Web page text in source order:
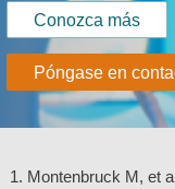
Conozca más
Póngase en
Montenbruck M, et